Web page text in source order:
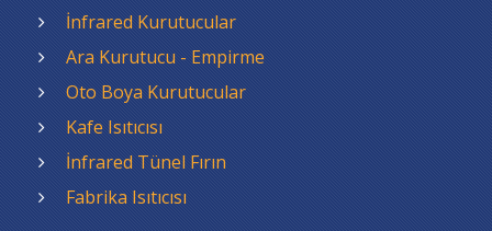
İnfrared Kurutucular
Ara Kurutucu - Empirme
Oto Boya Kurutucular
Kafe Isıtıcısı
İnfrared Tünel Fırın
Fabrika Isıtıcısı